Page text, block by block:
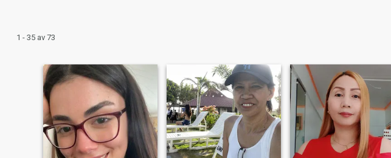
1 - 35 av 73